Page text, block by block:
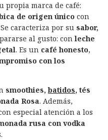
propia marca de café:
de origen único con
caracteriza por su sabor,
al gusto: conleche
. Es un café honesto,
con los
smoothies,batidos, tés
Rosa. Además,
especial atención a los
rusa con vodka